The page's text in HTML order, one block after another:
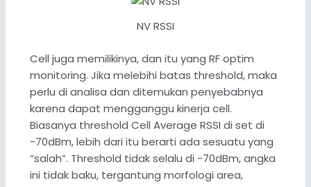
NV RSSI
Cell juga memilikinya, dan itu yang RF optim
monitoring. Jika melebihi batas threshold, maka
perlu di analisa dan ditemukan penyebabnya
karena dapat mengganggu kinerja cell.
Biasanya threshold Cell Average RSSI di set di
-70dBm, lebih dari itu berarti ada sesuatu yang
“salah”. Threshold tidak selalu di -70dBm, angka
ini tidak baku, tergantung morfologi area,